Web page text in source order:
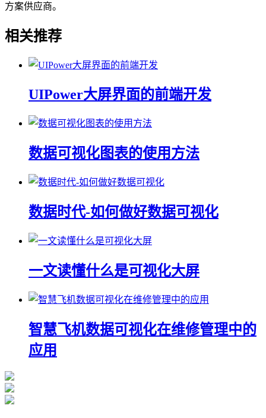
方案供应商。
相关推荐
UIPower大屏界面的前端开发
数据可视化图表的使用方法
数据时代-如何做好数据可视化
一文读懂什么是可视化大屏
智慧飞机数据可视化在维修管理中的
应用